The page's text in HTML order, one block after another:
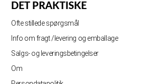
DET PRAKTISKE
Ofte stillede spørgsmål
Info om fragt /levering og emballage
Salgs- og leveringsbetingelser
Om